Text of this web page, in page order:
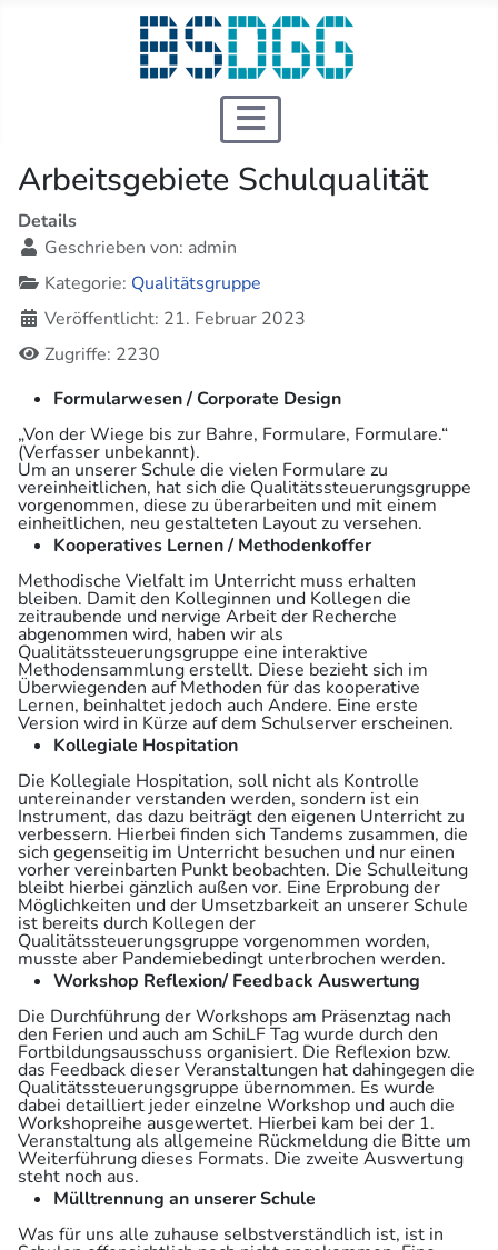
Arbeitsgebiete Schulqualität
Details
Geschrieben von: admin
Kategorie: Qualitätsgruppe
Veröffentlicht: 21. Februar 2023
Zugriffe: 2230
Formularwesen / Corporate Design
„Von der Wiege bis zur Bahre, Formulare, Formulare.“
(Verfasser unbekannt).
Um an unserer Schule die vielen Formulare zu
vereinheitlichen, hat sich die Qualitätssteuerungsgruppe
vorgenommen, diese zu überarbeiten und mit einem
einheitlichen, neu gestalteten Layout zu versehen.
Kooperatives Lernen / Methodenkoffer
Methodische Vielfalt im Unterricht muss erhalten
bleiben. Damit den Kolleginnen und Kollegen die
zeitraubende und nervige Arbeit der Recherche
abgenommen wird, haben wir als
Qualitätssteuerungsgruppe eine interaktive
Methodensammlung erstellt. Diese bezieht sich im
Überwiegenden auf Methoden für das kooperative
Lernen, beinhaltet jedoch auch Andere. Eine erste
Version wird in Kürze auf dem Schulserver erscheinen.
Kollegiale Hospitation
Die Kollegiale Hospitation, soll nicht als Kontrolle
untereinander verstanden werden, sondern ist ein
Instrument, das dazu beiträgt den eigenen Unterricht zu
verbessern. Hierbei finden sich Tandems zusammen, die
sich gegenseitig im Unterricht besuchen und nur einen
vorher vereinbarten Punkt beobachten. Die Schulleitung
bleibt hierbei gänzlich außen vor. Eine Erprobung der
Möglichkeiten und der Umsetzbarkeit an unserer Schule
ist bereits durch Kollegen der
Qualitätssteuerungsgruppe vorgenommen worden,
musste aber Pandemiebedingt unterbrochen werden.
Workshop Reflexion/ Feedback Auswertung
Die Durchführung der Workshops am Präsenztag nach
den Ferien und auch am SchiLF Tag wurde durch den
Fortbildungsausschuss organisiert. Die Reflexion bzw.
das Feedback dieser Veranstaltungen hat dahingegen die
Qualitätssteuerungsgruppe übernommen. Es wurde
dabei detailliert jeder einzelne Workshop und auch die
Workshopreihe ausgewertet. Hierbei kam bei der 1.
Veranstaltung als allgemeine Rückmeldung die Bitte um
Weiterführung dieses Formats. Die zweite Auswertung
steht noch aus.
Mülltrennung an unserer Schule
Was für uns alle zuhause selbstverständlich ist, ist in